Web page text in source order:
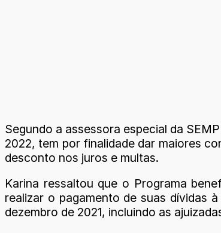
Segundo a assessora especial da
2022, tem por finalidade dar maiores
desconto nos juros e multas.
Karina ressaltou que o Programa
realizar o pagamento de suas dívidas
dezembro de 2021, incluindo as